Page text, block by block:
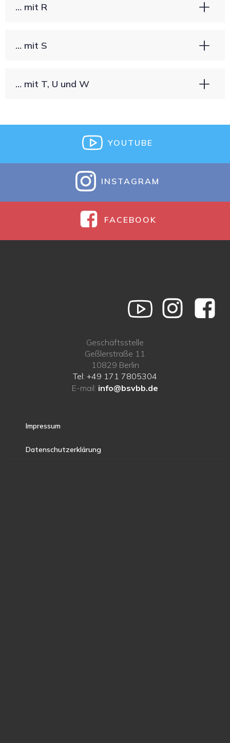
… mit R
… mit S
… mit T, U und W
YOUTUBE
INSTAGRAM
FACEBOOK
Geschäftsstelle
Geßlerstraße 11
10829 Berlin
Tel: +49 171 7805304
E-mail: info@bsvbb.de
Impressum
Datenschutzerklärung